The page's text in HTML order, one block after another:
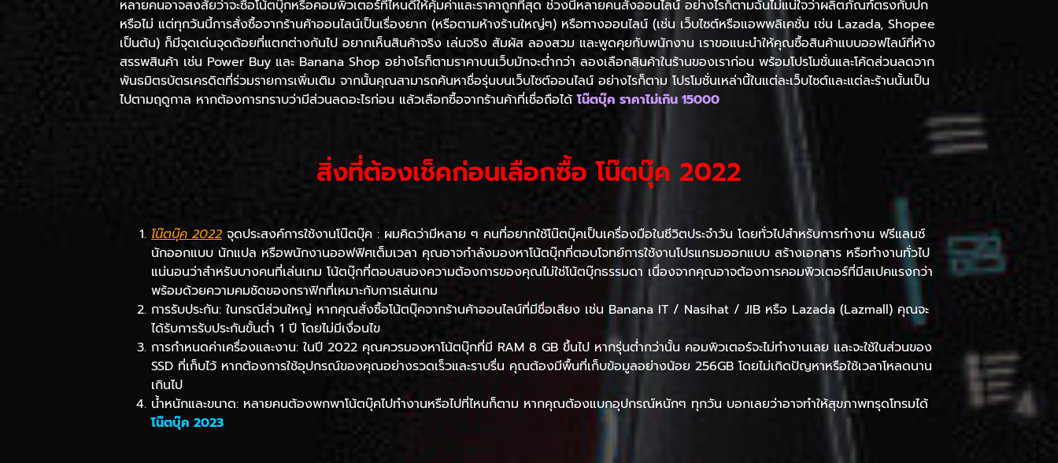
หลายคนอาจสงสัยว่าจะซื้อโน้ตบุ๊กหรือคอมพิวเตอร์ที่ไหนดีให้คุ้มค่าและราคาถูกที่สุด ช่วงนี้หลายคนสั่งออนไลน์ อย่างไรก็ตามฉันไม่แน่ใจว่าผลิตภัณฑ์ตรงกับปก
หรือไม่ แต่ทุกวันนี้การสั่งซื้อจากร้านค้าออนไลน์เป็นเรื่องยาก (หรือตามห้างร้านใหญ่ๆ) หรือทางออนไลน์ (เช่น เว็บไซต์หรือแอพพลิเคชั่น เช่น Lazada, Shopee
เป็นต้น) ก็มีจุดเด่นจุดด้อยที่แตกต่างกันไป อยากเห็นสินค้าจริง เล่นจริง สัมผัส ลองสวม และพูดคุยกับพนักงาน เราขอแนะนำให้คุณซื้อสินค้าแบบออฟไลน์ที่ห้าง
สรรพสินค้า เช่น Power Buy และ Banana Shop อย่างไรก็ตามราคาบนเว็บมักจะต่ำกว่า ลองเลือกสินค้าในร้านของเราก่อน พร้อมโปรโมชั่นและโค้ดส่วนลดจาก
พันธมิตรบัตรเครดิตที่ร่วมรายการเพิ่มเติม จากนั้นคุณสามารถค้นหาชื่อรุ่นบนเว็บไซต์ออนไลน์ อย่างไรก็ตาม โปรโมชั่นเหล่านี้ในแต่ละเว็บไซต์และแต่ละร้านนั้นเป็น
ไปตามฤดูกาล หากต้องการทราบว่ามีส่วนลดอะไรก่อน แล้วเลือกซื้อจากร้านค้าที่เชื่อถือได้โน๊ตบุ๊ค ราคาไม่เกิน 15000
สิ่งที่ต้องเช็คก่อนเลือกซื้อ โน๊ตบุ๊ค 2022
โน๊ตบุ๊ค 2022 จุดประสงค์การใช้งานโน๊ตบุ๊ค : ผมคิดว่ามีหลาย ๆ คนที่อยากใช้โน๊ตบุ๊คเป็นเครื่องมือในชีวิตประจำวัน โดยทั่วไปสำหรับการทำงาน ฟรีแลนซ์
นักออกแบบ นักแปล หรือพนักงานออฟฟิศเต็มเวลา คุณอาจกำลังมองหาโน้ตบุ๊กที่ตอบโจทย์การใช้งานโปรแกรมออกแบบ สร้างเอกสาร หรือทำงานทั่วไป
แน่นอนว่าสำหรับบางคนที่เล่นเกม โน้ตบุ๊กที่ตอบสนองความต้องการของคุณไม่ใช่โน้ตบุ๊กธรรมดา เนื่องจากคุณอาจต้องการคอมพิวเตอร์ที่มีสเปคแรงกว่า
พร้อมด้วยความคมชัดของกราฟิกที่เหมาะกับการเล่นเกม
การรับประกัน: ในกรณีส่วนใหญ่ หากคุณสั่งซื้อโน้ตบุ๊คจากร้านค้าออนไลน์ที่มีชื่อเสียง เช่น Banana IT / Nasihat / JIB หรือ Lazada (Lazmall) คุณจะ
ได้รับการรับประกันขั้นต่ำ 1 ปี โดยไม่มีเงื่อนไข
การกำหนดค่าเครื่องและงาน: ในปี 2022 คุณควรมองหาโน้ตบุ๊กที่มี RAM 8 GB ขึ้นไป หากรุ่นต่ำกว่านั้น คอมพิวเตอร์จะไม่ทำงานเลย และจะใช้ในส่วนของ
SSD ที่เก็บไว้ หากต้องการใช้อุปกรณ์ของคุณอย่างรวดเร็วและราบรื่น คุณต้องมีพื้นที่เก็บข้อมูลอย่างน้อย 256GB โดยไม่เกิดปัญหาหรือใช้เวลาโหลดนาน
เกินไป
น้ำหนักและขนาด: หลายคนต้องพกพาโน้ตบุ๊คไปทำงานหรือไปที่ไหนก็ตาม หากคุณต้องแบกอุปกรณ์หนักๆ ทุกวัน บอกเลยว่าอาจทำให้สุขภาพทรุดโทรมได้
โน๊ตบุ๊ค 2023